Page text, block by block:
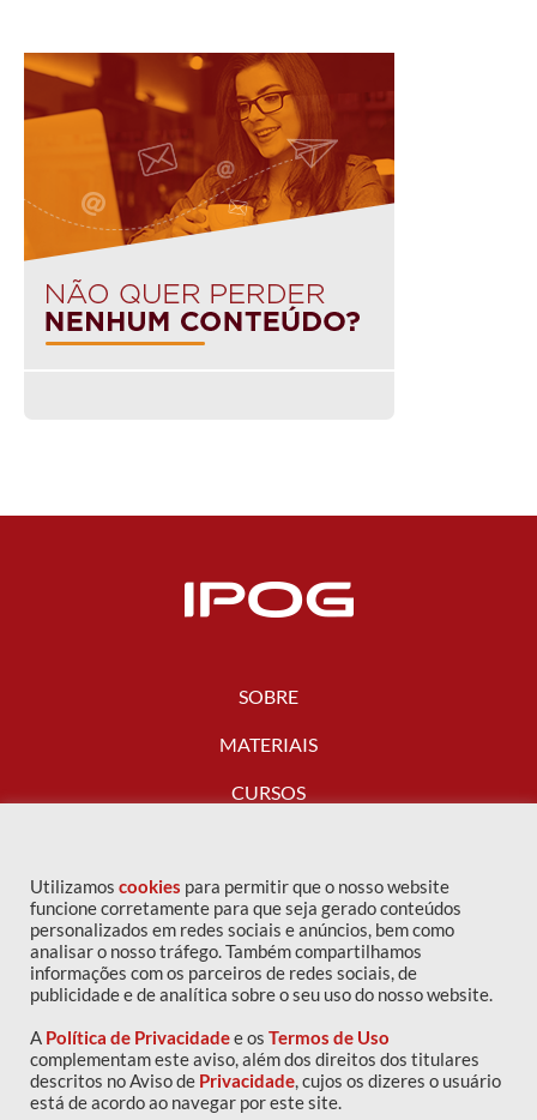
SOBRE
MATERIAIS
CURSOS
FALE CONOSCO
Copyright © 2016 IPOG - Todos os direitos reservados
Utilizamos cookies para permitir que o nosso website
funcione corretamente para que seja gerado conteúdos
personalizados em redes sociais e anúncios, bem como
analisar o nosso tráfego. Também compartilhamos
informações com os parceiros de redes sociais, de
publicidade e de analítica sobre o seu uso do nosso website.
A Política de Privacidadee os Termos de Uso
complementam este aviso, além dos direitos dos titulares
descritos no Aviso de Privacidade, cujos os dizeres o usuário
está de acordo ao navegar por este site.